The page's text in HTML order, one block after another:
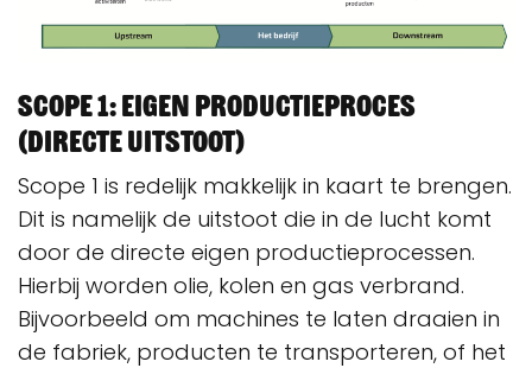
Scope 1: eigen productieproces
(directe uitstoot)
Scope 1 is redelijk makkelijk in kaart te brengen.
Dit is namelijk de uitstoot die in de lucht komt
door de directe eigen productieprocessen.
Hierbij worden olie, kolen en gas verbrand.
Bijvoorbeeld om machines te laten draaien in
de fabriek, producten te transporteren, of het